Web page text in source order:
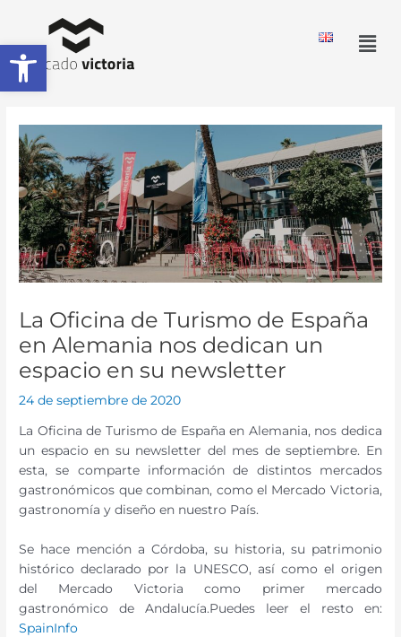
Abrir barra de herramientas
contenido
La Oficina de Turismo de España
en Alemania nos dedican un
espacio en su newsletter
24 de septiembre de 2020
La Oficina de Turismo de España en Alemania, nos dedica
un espacio en su newsletter del mes de septiembre. En
esta, se comparte información de distintos mercados
gastronómicos que combinan, como el Mercado Victoria,
gastronomía y diseño en nuestro País.
Se hace mención a Córdoba, su historia, su patrimonio
histórico declarado por la UNESCO, así como el origen
del Mercado Victoria como primer mercado
gastronómico de Andalucía.Puedes leer el resto en:
SpainInfo